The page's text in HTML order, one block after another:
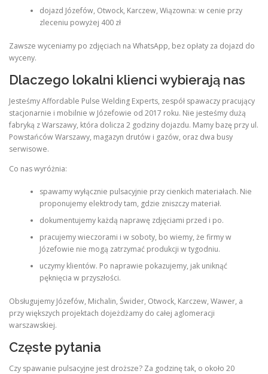
dojazd Józefów, Otwock, Karczew, Wiązowna: w cenie przy
zleceniu powyżej 400 zł
Zawsze wyceniamy po zdjęciach na WhatsApp, bez opłaty za dojazd do
wyceny.
Dlaczego lokalni klienci wybierają nas
Jesteśmy Affordable Pulse Welding Experts, zespół spawaczy pracujący
stacjonarnie i mobilnie w Józefowie od 2017 roku. Nie jesteśmy dużą
fabryką z Warszawy, która dolicza 2 godziny dojazdu. Mamy bazę przy ul.
Powstańców Warszawy, magazyn drutów i gazów, oraz dwa busy
serwisowe.
Co nas wyróżnia:
spawamy wyłącznie pulsacyjnie przy cienkich materiałach. Nie
proponujemy elektrody tam, gdzie zniszczy materiał.
dokumentujemy każdą naprawę zdjęciami przed i po.
pracujemy wieczorami i w soboty, bo wiemy, że firmy w
Józefowie nie mogą zatrzymać produkcji w tygodniu.
uczymy klientów. Po naprawie pokazujemy, jak uniknąć
pęknięcia w przyszłości.
Obsługujemy Józefów, Michalin, Świder, Otwock, Karczew, Wawer, a
przy większych projektach dojeżdżamy do całej aglomeracji
warszawskiej.
Częste pytania
Czy spawanie pulsacyjne jest droższe? Za godzinę tak, o około 20